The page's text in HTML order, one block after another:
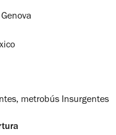
metrobús Insurgentes